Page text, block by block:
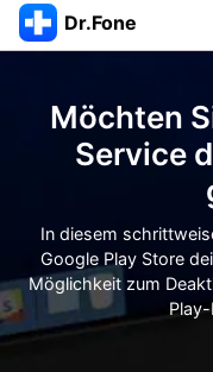
Top-Produkte
Dienstprogramme
Überblick
Lösungen
Über uns
Shop
Support
Dr.Fone
Alles-in-einem-
Weitere Tools und
Lösungen
Entdecken Sie
Lernen und
Ressourcen & Lernen
Hilfe und
Android 16 FRP-
Möchten
Service
In diesem
Google Play Store
Möglichkeit zum